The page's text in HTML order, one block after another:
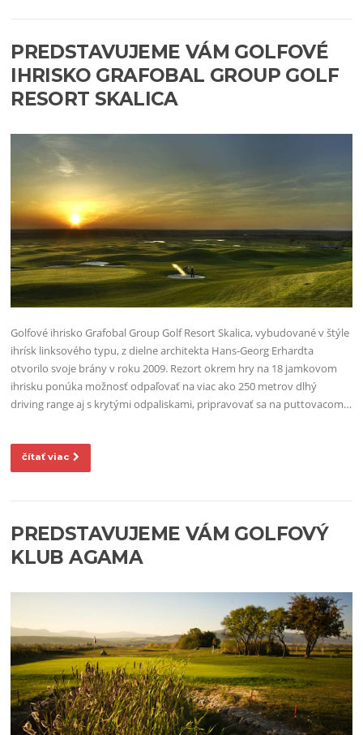
PREDSTAVUJEME VÁM GOLFOVÉ
IHRISKO GRAFOBAL GROUP GOLF
RESORT SKALICA
Golfové ihrisko Grafobal Group Golf Resort Skalica, vybudované v štýle
ihrísk linksového typu, z dielne architekta Hans-Georg Erhardta
otvorilo svoje brány v roku 2009. Rezort okrem hry na 18 jamkovom
ihrisku ponúka možnosť odpaľovať na viac ako 250 metrov dlhý
driving range aj s krytými odpaliskami, pripravovať sa na puttovacom…
čítať viac
PREDSTAVUJEME VÁM GOLFOVÝ
KLUB AGAMA